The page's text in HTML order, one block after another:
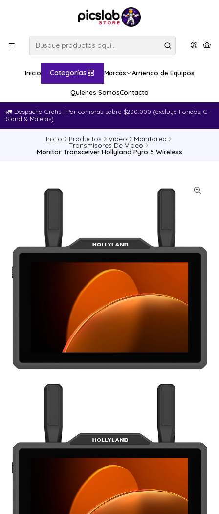
Inicio Categorías Marcas Arriendo de Equipos
Quienes SomosContacto
🚛​ Despacho Gratis | Por compras sobre $200.000 (excluye Fondos, C -
Stand & Maletas)
Inicio Productos Video Monitoreo
Transmisores De Video
Monitor Transceiver Hollyland Pyro 5 Wireless